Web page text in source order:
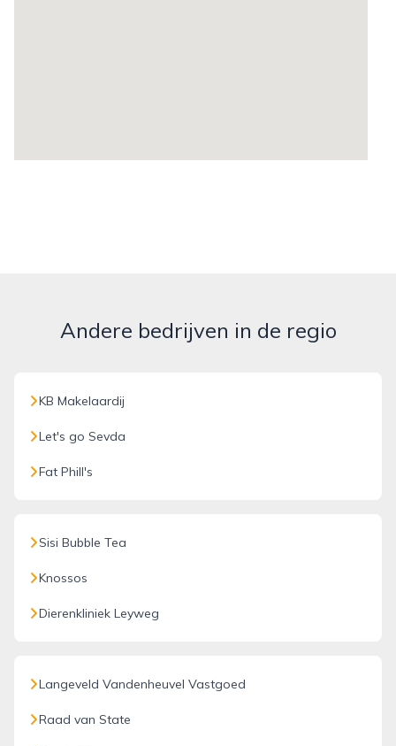
Andere bedrijven in de regio
KB Makelaardij
Let's go Sevda
Fat Phill's
Sisi Bubble Tea
Knossos
Dierenkliniek Leyweg
Langeveld Vandenheuvel Vastgoed
Raad van State